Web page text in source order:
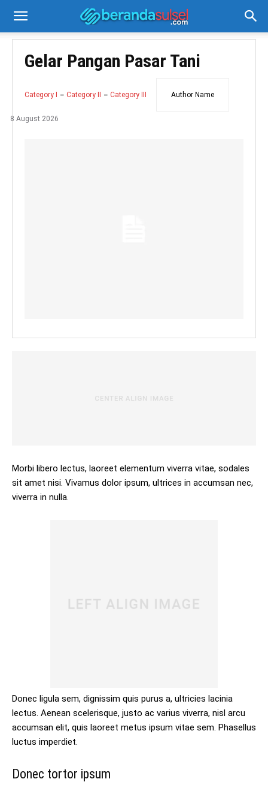
Gelar Pangan Pasar Tani
Category I Category II Category III Author Name
8 August 2026
Morbi libero lectus, laoreet elementum viverra vitae, sodales
sit amet nisi. Vivamus dolor ipsum, ultrices in accumsan nec,
viverra in nulla.
Donec ligula sem, dignissim quis purus a, ultricies lacinia
lectus. Aenean scelerisque, justo ac varius viverra, nisl arcu
accumsan elit, quis laoreet metus ipsum vitae sem. Phasellus
luctus imperdiet.
Donec tortor ipsum